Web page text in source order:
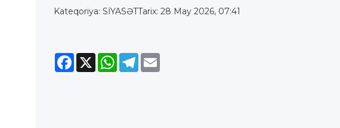
Kateqoriya: SİYASƏTTarix: 28 May 2026, 07:41
Facebook
X WhatsApp
Telegram